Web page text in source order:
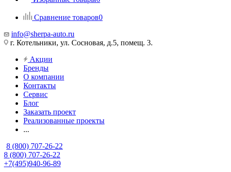
Сравнение товаров0
info@sherpa-auto.ru
г. Котельники, ул. Сосновая, д.5, помещ. 3.
Акции
Бренды
О компании
Контакты
Сервис
Блог
Заказать проект
Реализованные проекты
...
8 (800) 707-26-22
8 (800) 707-26-22
+7(495)940-96-89